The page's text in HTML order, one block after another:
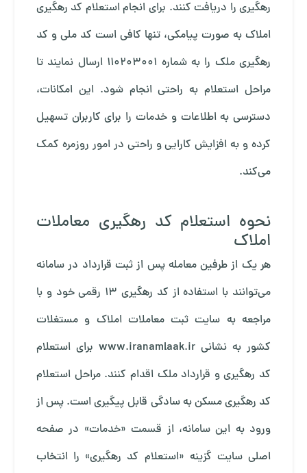
رهگیری را دریافت کنند. برای انجام استعلام کد رهگیری
املاک به‌ صورت پیامکی، تنها کافی است کد ملی و کد
رهگیری ملک را به شماره 110203001 ارسال نمایند تا
مراحل استعلام به ‌راحتی انجام شود. این امکانات،
دسترسی به اطلاعات و خدمات را برای کاربران تسهیل
کرده و به افزایش کارایی و راحتی در امور روزمره کمک
می‌کند.
نحوه استعلام کد رهگیری معاملات
املاک
هر یک از طرفین معامله پس از ثبت قرارداد در سامانه
می‌توانند با استفاده از کد رهگیری 13 رقمی خود و با
مراجعه به سایت ثبت معاملات املاک و مستغلات
کشور به نشانی www.iranamlaak.ir برای استعلام
کد رهگیری و قرارداد ملک اقدام کنند. مراحل استعلام
کد رهگیری مسکن به سادگی قابل پیگیری است. پس از
ورود به این سامانه، از قسمت «خدمات» در صفحه
اصلی سایت گزینه «استعلام کد رهگیری» را انتخاب